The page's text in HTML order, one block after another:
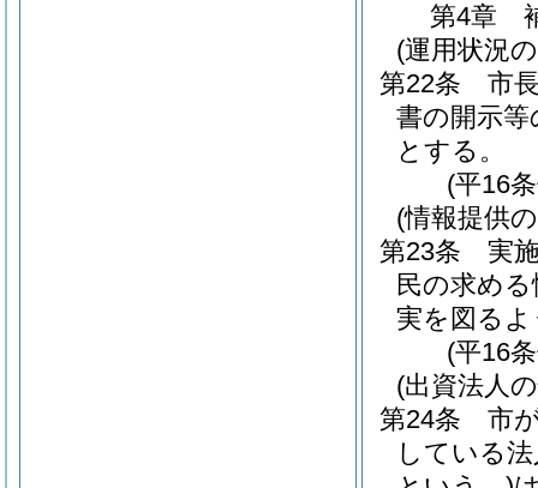
第4章
(運用状況
第22条
市
書の開示
とする。
(平16
(情報提供
第23条
実
民の求め
実を図る
(平16
(出資法人
第24条
市
している